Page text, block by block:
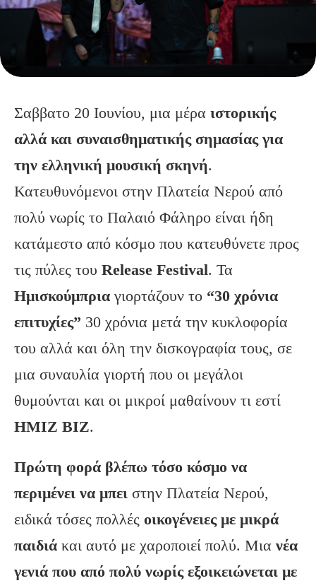
Σαββατο 20 Ιουνίου, μια μέρα ιστορικής
αλλά και συναισθηματικής σημασίας για
την ελληνική μουσική σκηνή.
Κατευθυνόμενοι στην Πλατεία Νερού από
πολύ νωρίς το Παλαιό Φάληρο είναι ήδη
κατάμεστο από κόσμο που κατευθύνετε προς
τις πύλες του Release Festival. Τα
Ημισκούμπρια γιορτάζουν το “30 χρόνια
επιτυχίες” 30 χρόνια μετά την κυκλοφορία
του αλλά και όλη την δισκογραφία τους, σε
μια συναυλία γιορτή που οι μεγάλοι
θυμούνται και οι μικροί μαθαίνουν τι εστί
ΗΜΙΖ ΒΙΖ.
Πρώτη φορά βλέπω τόσο κόσμο να
περιμένει να μπει στην Πλατεία Νερού,
ειδικά τόσες πολλές οικογένειες με μικρά
παιδιά και αυτό με χαροποιεί πολύ. Μια νέα
γενιά που από πολύ νωρίς εξοικειώνεται με